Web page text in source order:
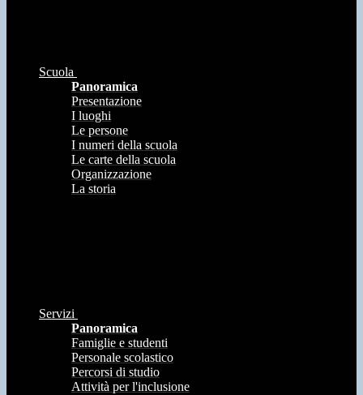
Scuola
Panoramica
Presentazione
I luoghi
Le persone
I numeri della scuola
Le carte della scuola
Organizzazione
La storia
Servizi
Panoramica
Famiglie e studenti
Personale scolastico
Percorsi di studio
Attività per l'inclusione